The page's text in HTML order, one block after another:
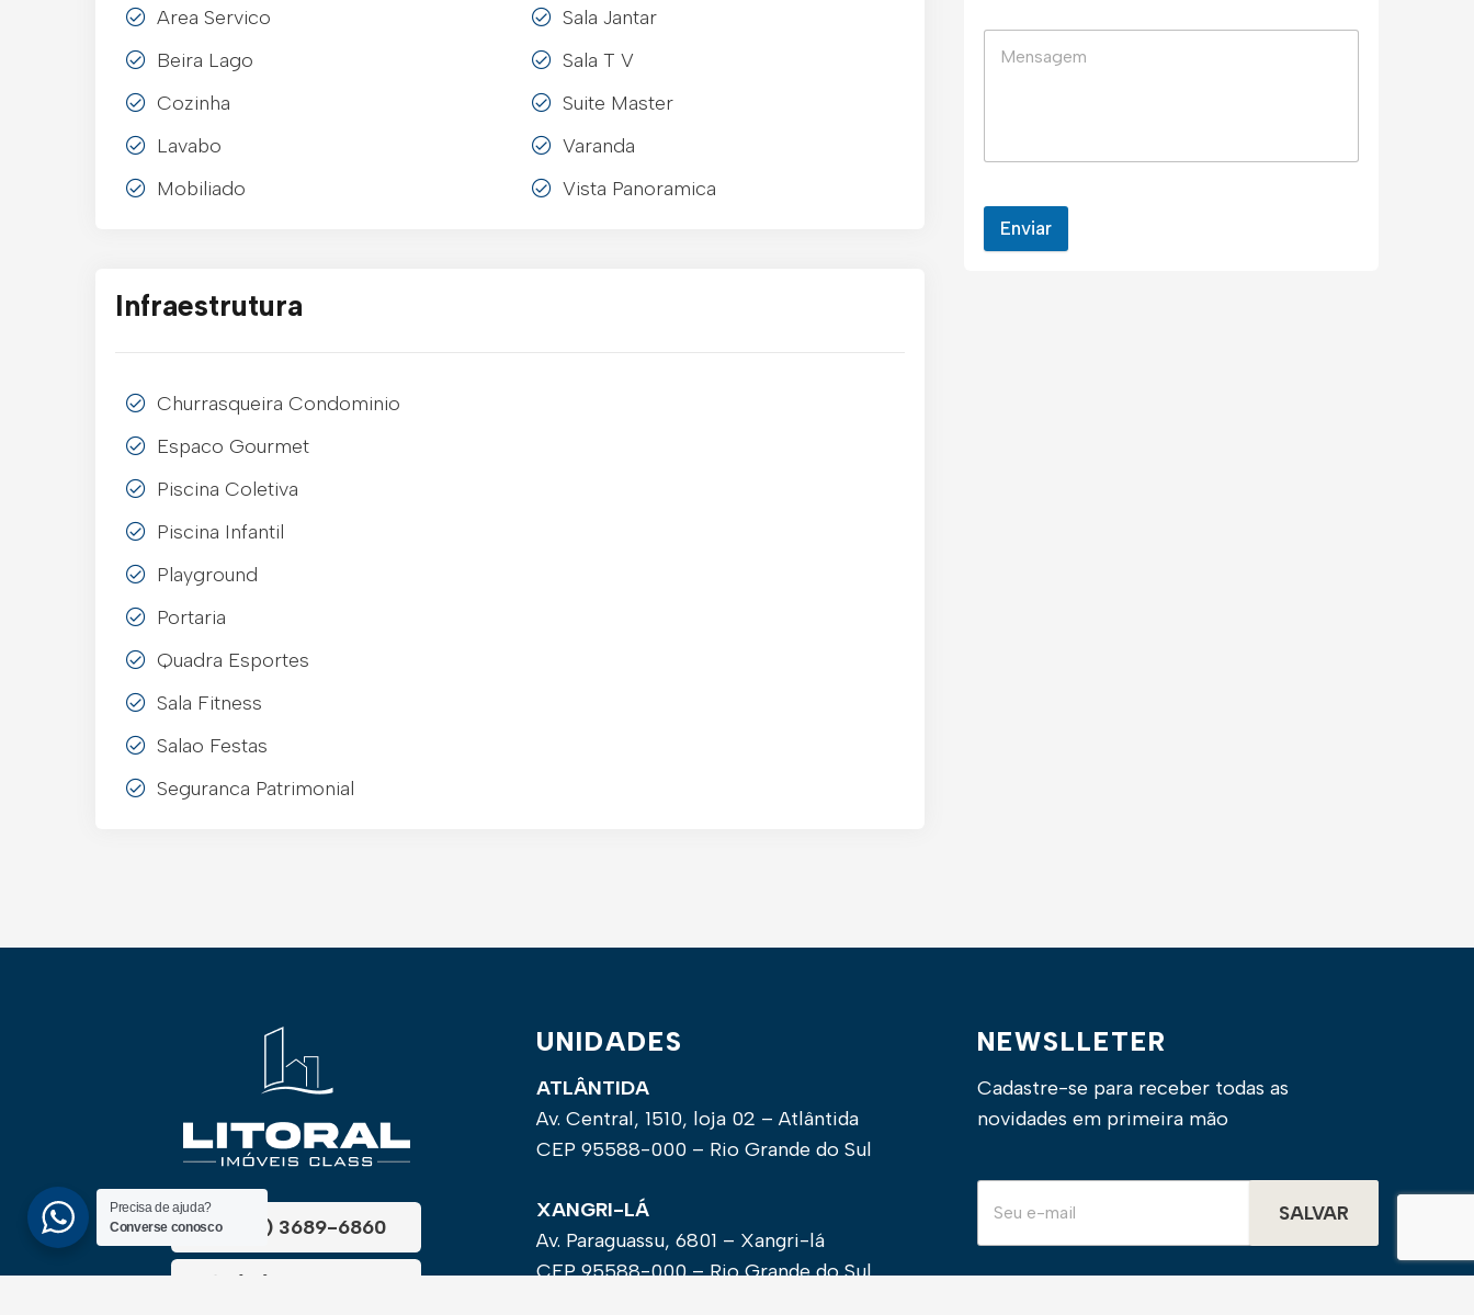
Area Servico
Beira Lago
Cozinha
Lavabo
Mobiliado
Sala Jantar
Sala T V
Suite Master
Varanda
Vista Panoramica
Infraestrutura
Churrasqueira Condominio
Espaco Gourmet
Piscina Coletiva
Piscina Infantil
Playground
Portaria
Quadra Esportes
Sala Fitness
Salao Festas
Seguranca Patrimonial
Enviar
(51) 3689-6860
(51) 99172-1409
UNIDADES
ATLÂNTIDA
Av. Central, 1510, loja 02 – Atlântida
CEP 95588-000 – Rio Grande do Sul
XANGRI-LÁ
Av. Paraguassu, 6801 – Xangri-lá
CEP 95588-000 – Rio Grande do Sul
NEWSLLETER
Cadastre-se para receber todas as
novidades em primeira mão
SALVAR
Precisa de ajuda?
Converse conosco